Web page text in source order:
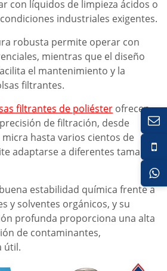
con líquidos de limpieza ácidos o
industriales exigentes.
robusta permite operar con
mientras que el diseño
el mantenimiento y la
filtrantes.
filtrantes de poliéster ofrecen
de filtración, desde
hasta varios cientos de
adaptarse a diferentes tamaños
estabilidad química frente a
y solventes orgánicos, y su
profunda proporciona una alta
de contaminantes,
útil.